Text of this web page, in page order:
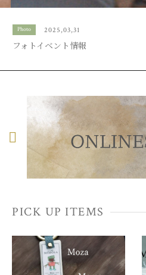
Photo 2025,03,31
フォトイベント情報
Photo 2024,09,04
2025,04,03
イベント情報
PICK UP ITEMS